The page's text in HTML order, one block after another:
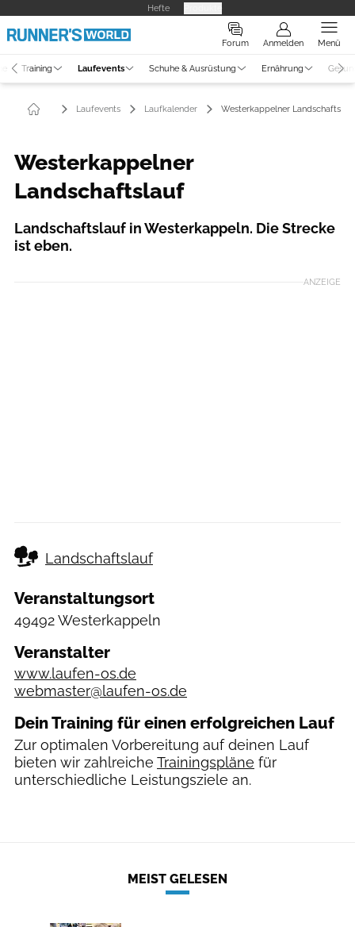
Hefte
Forum Anmelden Menü
Training Laufevents Schuhe & Ausrüstung Ernährung
Laufevents Laufkalender Westerkappelner
Westerkappelner
Landschaftslauf
Landschaftslauf in Westerkappeln. Die Strecke
ist eben.
ANZEIGE
Landschaftslauf
Veranstaltungsort
49492 Westerkappeln
Veranstalter
www.laufen-os.de
webmaster@laufen-os.de
Dein Training für einen erfolgreichen Lauf
Zur optimalen Vorbereitung auf deinen Lauf
bieten wir zahlreiche Trainingspläne für
unterschiedliche Leistungsziele an.
MEIST GELESEN